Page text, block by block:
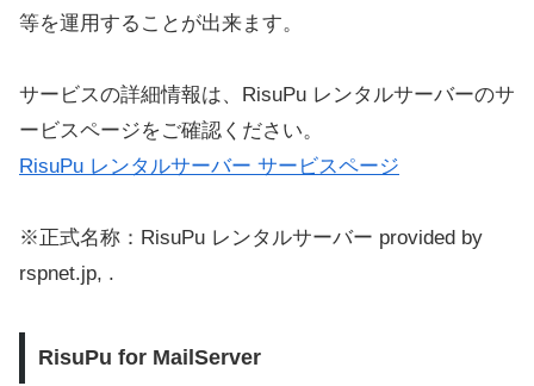
等を運用することが出来ます。
サービスの詳細情報は、RisuPu レンタルサーバーのサ
ービスページをご確認ください。
RisuPu レンタルサーバー サービスページ
※正式名称：RisuPu レンタルサーバー provided by
rspnet.jp, .
RisuPu for MailServer